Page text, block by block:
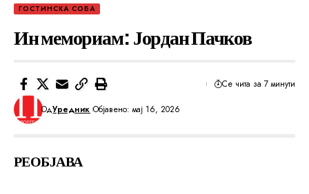
ГОСТИНСКА СОБА
Ин мемориам: Јордан Пачков
ОдУредник Објавено: мај 16, 2026
Се чита за 7 минути
РЕОБЈАВА